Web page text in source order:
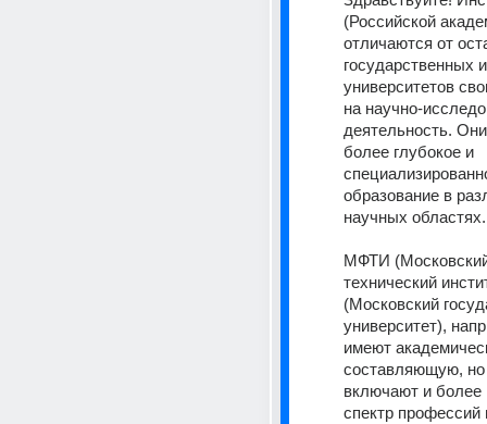
(Российской
отличаются от
государственных
университетов
на научно-
деятельность.
более глубокое и
образование в
научных
МФТИ
технический
(Московский
университет),
имеют
составляющую,
включают и более
спектр профессий